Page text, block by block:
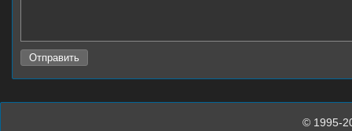
© 1995-